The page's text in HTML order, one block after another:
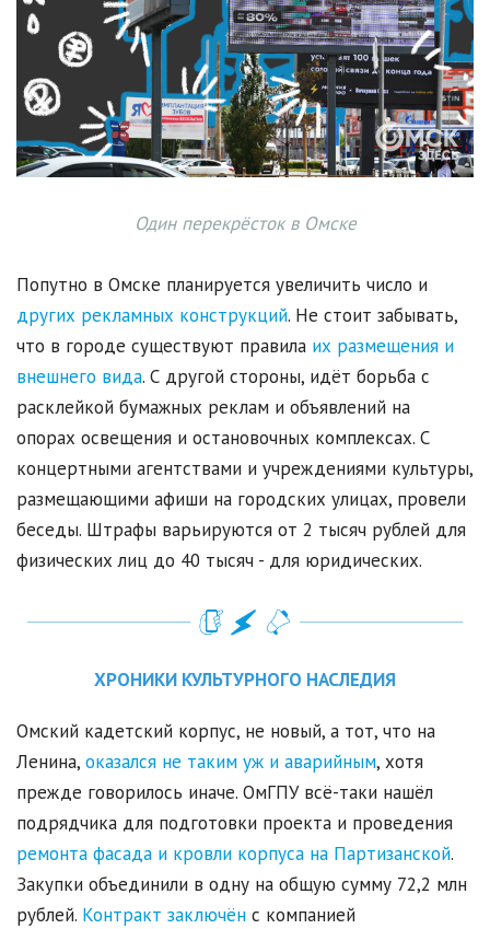
Один перекрёсток в Омске
Попутно в Омске планируется увеличить число и
других рекламных конструкций. Не стоит забывать,
что в городе существуют правила их размещения и
внешнего вида. С другой стороны, идёт борьба с
расклейкой бумажных реклам и объявлений на
опорах освещения и остановочных комплексах. С
концертными агентствами и учреждениями культуры,
размещающими афиши на городских улицах, провели
беседы. Штрафы варьируются от 2 тысяч рублей для
физических лиц до 40 тысяч - для юридических.
ХРОНИКИ КУЛЬТУРНОГО НАСЛЕДИЯ
Омский кадетский корпус, не новый, а тот, что на
Ленина, оказался не таким уж и аварийным, хотя
прежде говорилось иначе. ОмГПУ всё-таки нашёл
подрядчика для подготовки проекта и проведения
ремонта фасада и кровли корпуса на Партизанской.
Закупки объединили в одну на общую сумму 72,2 млн
рублей. Контракт заключён с компанией